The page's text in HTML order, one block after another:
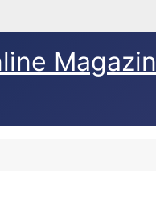
Magazin